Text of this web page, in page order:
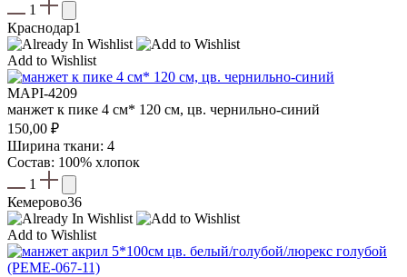
1
Краснодар1
Add to Wishlist
MAPI-4209
манжет к пике 4 см* 120 см, цв. чернильно-синий
150,00 ₽
Ширина ткани: 4
Состав: 100% хлопок
1
Кемерово36
Add to Wishlist